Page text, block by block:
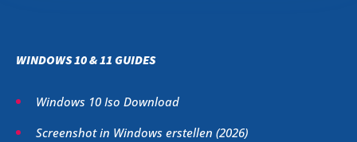
WINDOWS 10 & 11 GUIDES
Windows 10 Iso Download
Screenshot in Windows erstellen (2026)